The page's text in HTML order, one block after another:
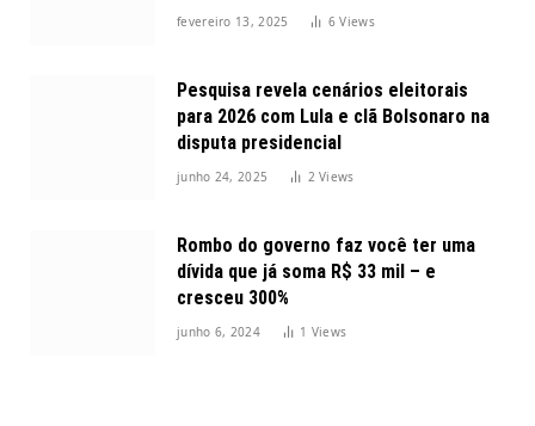
2025
fevereiro 13, 2025 6Views
Pesquisa revela cenários eleitorais
para 2026 com Lula e clã Bolsonaro na
disputa presidencial
junho 24, 2025 2Views
Rombo do governo faz você ter uma
dívida que já soma R$ 33 mil – e
cresceu 300%
junho 6, 2024 1 Views